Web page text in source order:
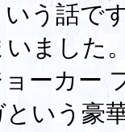
う話で
いました
ーカー
いう豪